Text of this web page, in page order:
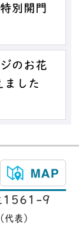
別開門
のお花
ました
1561-9
（代表）